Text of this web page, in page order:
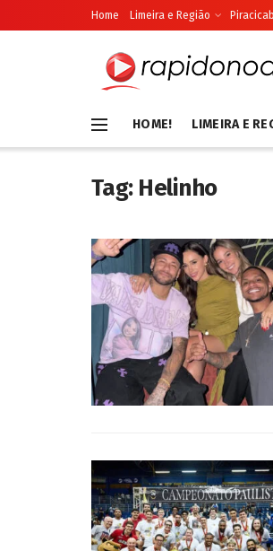
Home Limeira e Região
HOME! LIMEIRA E
Tag: Helinho